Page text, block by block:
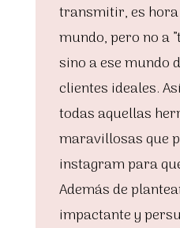
transmitir, es
mundo, pero no a
sino a ese mundo
clientes ideales.
todas aquellas
maravillosas que
instagram para
Además de
impactante y